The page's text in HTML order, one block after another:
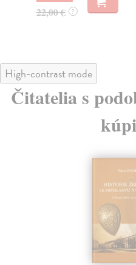
22,00 € ?
High-contrast mode
Čitatelia s